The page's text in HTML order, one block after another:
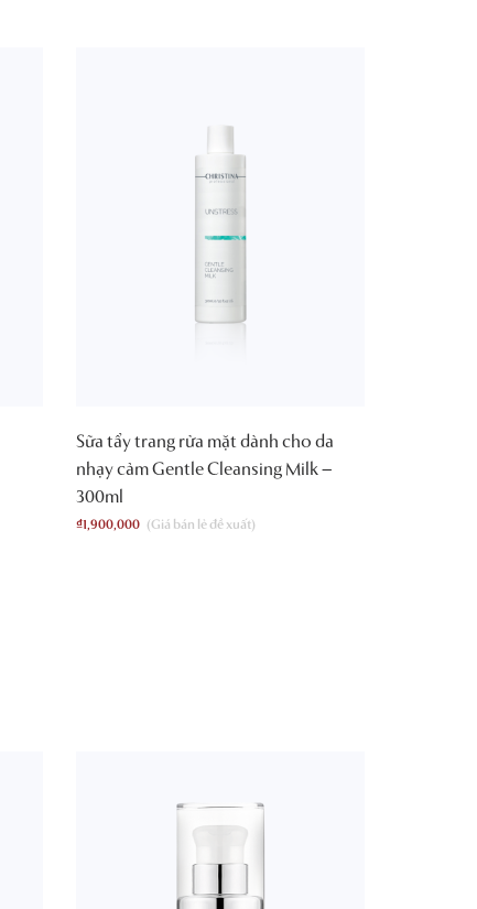
Sữa tẩy trang rửa mặt dành cho da
nhạy cảm Gentle Cleansing Milk –
300ml
₫1,900,000